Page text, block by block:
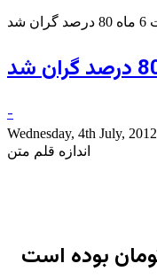
-
Wednesday, 4th July, 2012
اندازه قلم متن